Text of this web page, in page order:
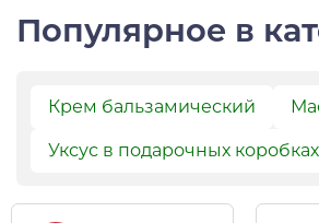
Популярное в
Крем бальзамический
Уксус в подарочных коробках